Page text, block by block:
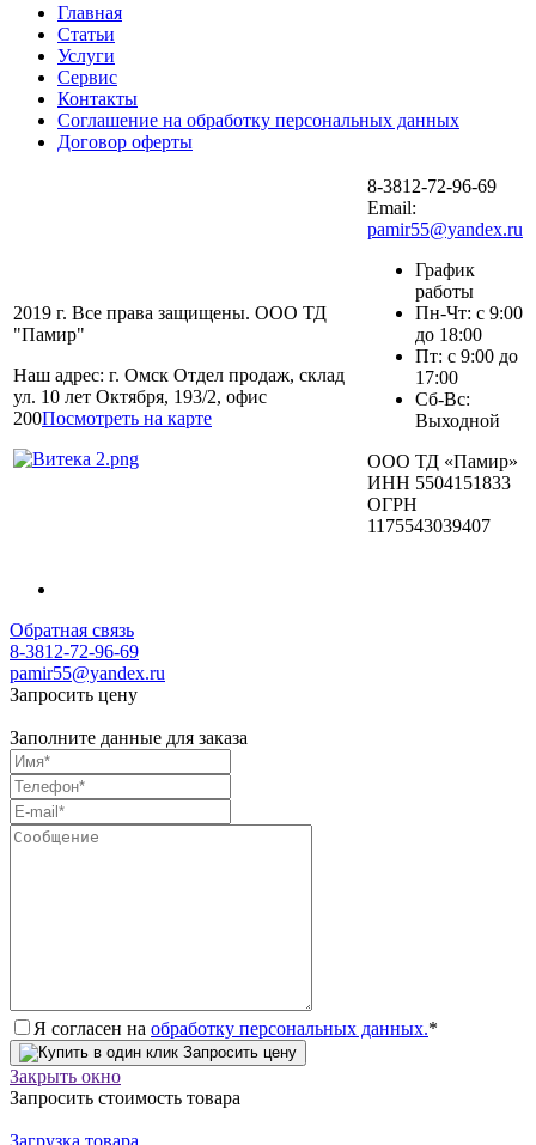
Главная
Статьи
Услуги
Сервис
Контакты
Соглашение на обработку персональных данных
Договор оферты
2019 г. Все права защищены. ООО ТД
"Памир"
Наш адрес: г. Омск Отдел продаж, склад
ул. 10 лет Октября, 193/2, офис
200Посмотреть на карте
8-3812-72-96-69
Email:
pamir55@yandex.ru
График
работы
Пн-Чт: с 9:00
до 18:00
Пт: с 9:00 до
17:00
Сб-Вс:
Выходной
ООО ТД «Памир»
ИНН 5504151833
ОГРН
1175543039407
Обратная связь
8-3812-72-96-69
pamir55@yandex.ru
Запросить цену
Заполните данные для заказа
Я согласен на обработку персональных данных.*
Запросить цену
Закрыть окно
Запросить стоимость товара
Загрузка товара